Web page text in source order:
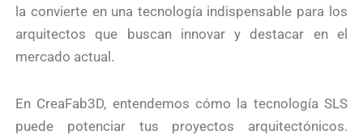
la convierte en una tecnología indispensable para los
arquitectos que buscan innovar y destacar en el
mercado actual.
En CreaFab3D, entendemos cómo la tecnología SLS
puede potenciar tus proyectos arquitectónicos.